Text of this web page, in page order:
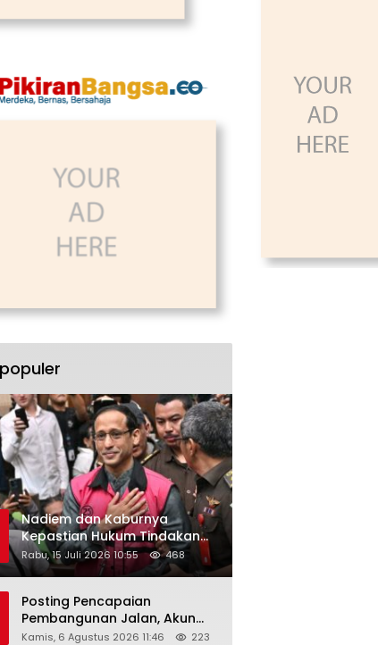
Nadiem dan Kaburnya
Kepastian Hukum Tindakan
Pejabat Publik
Rabu, 15 Juli 2026 10:55 468
Posting Pencapaian
Pembangunan Jalan, Akun
Facebook Pemerintah
Kamis, 6 Agustus 2026 11:46 223